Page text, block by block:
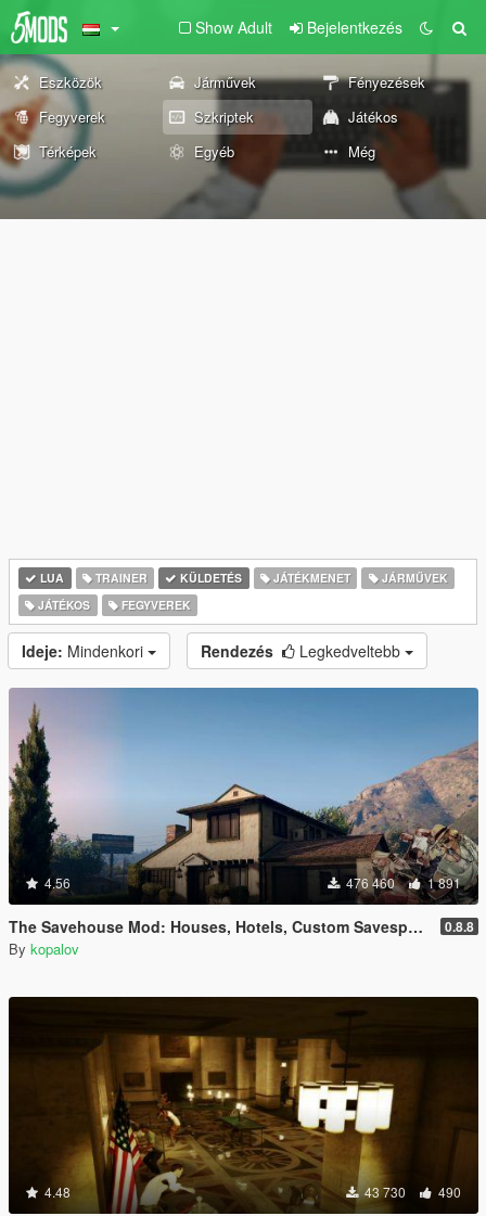
Show Adult Bejelentkezés
Eszközök Járművek
Fényezések
Fegyverek
Szkriptek
Játékos
Térképek
Egyéb Még
LUA TRAINER KÜLDETÉS JÁTÉKMENET
JÁRMŰVEK
JÁTÉKOS
FEGYVEREK
Ideje: Mindenkori Rendezés Legkedveltebb
4.56 476 460 1 891
The Savehouse Mod: Houses, Hotels, Custom Savespots [LUA] 0.8.8
By kopalov
4.48 43 730 490